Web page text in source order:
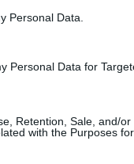
Personal Data.
Personal Data for
Retention, Sale, and/or
with the Purposes
helyiségeket,
lennének. Ám
számukra
fogja.